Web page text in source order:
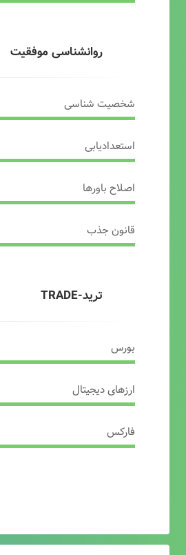
روانشناسی موفقیت
شخصیت شناسی
استعدادیابی
اصلاح باورها
قانون جذب
ترید-TRADE
بورس
ارزهای دیجیتال
فارکس